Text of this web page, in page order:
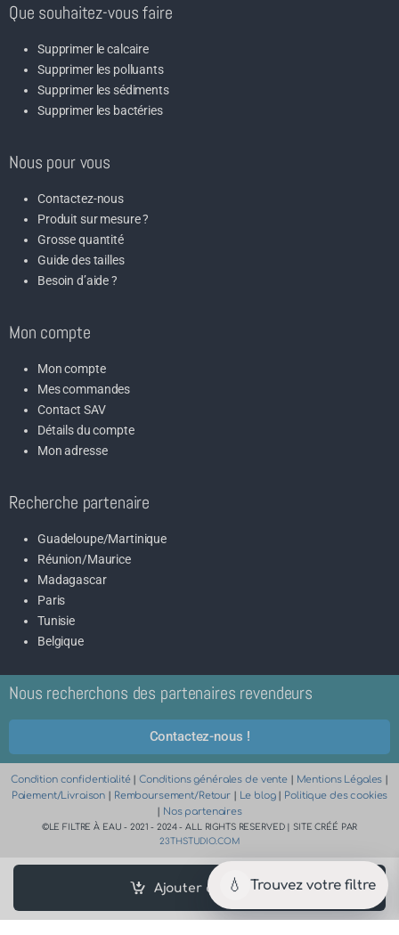
Ajouter au panier
Que souhaitez-vous faire
Supprimer le calcaire
Supprimer les polluants
Supprimer les sédiments
Supprimer les bactéries
Nous pour vous
Contactez-nous
Produit sur mesure ?
Grosse quantité
Guide des tailles
Besoin d’aide ?
Mon compte
Mon compte
Mes commandes
Contact SAV
Détails du compte
Mon adresse
Recherche partenaire
Guadeloupe/Martinique
Réunion/Maurice
Madagascar
Paris
Tunisie
Belgique
Nous recherchons des partenaires revendeurs
Contactez-nous !
Condition confidentialité|Conditions générales de vente| Mentions Légales
Paiement/Livraison
Remboursement/Retour Le blog|
Politique des cookies
Nos partenaires
©LE FILTRE À EAU - 2021 - 2024 - ALL RIGHTS RESERVED | SITE CRÉÉ PAR
23THSTUDIO.COM
💧 Trouvez votre filtre